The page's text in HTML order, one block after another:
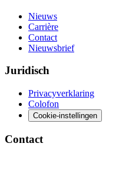
Nieuws
Carrière
Contact
Nieuwsbrief
Juridisch
Privacyverklaring
Colofon
Cookie-instellingen
Contact